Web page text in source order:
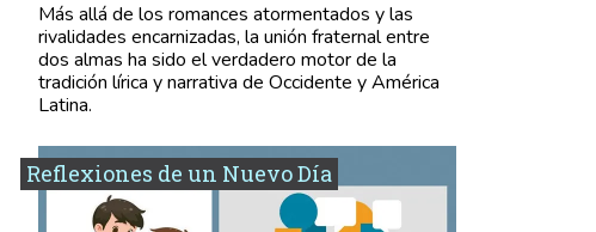
Más allá de los romances atormentados y las
rivalidades encarnizadas, la unión fraternal entre
dos almas ha sido el verdadero motor de la
tradición lírica y narrativa de Occidente y América
Latina.
Reflexiones de un Nuevo Día